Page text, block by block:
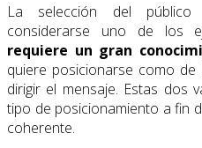
La selección del
considerarse uno de los
requiere un gran
quiere posicionarse como
dirigir el mensaje. Estas dos
tipo de posicionamiento a fin
coherente.